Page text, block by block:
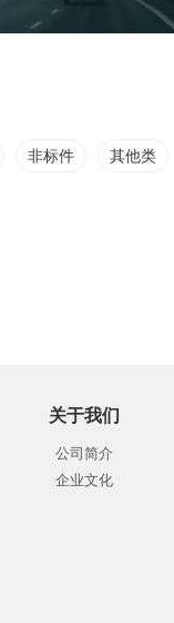
非标件 其他类
关于我们
公司简介
企业文化